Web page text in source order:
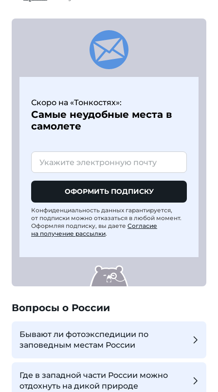
Скоро на «Тонкостях»:
Самые неудобные места в
самолете
ОФОРМИТЬ ПОДПИСКУ
Конфиденциальность данных гарантируется,
от подписки можно отказаться в любой момент.
Оформляя подписку, вы даете Согласие
на получение рассылки.
Вопросы о России
Бывают ли фотоэкспедиции по
заповедным местам России
Где в западной части России можно
отдохнуть на дикой природе